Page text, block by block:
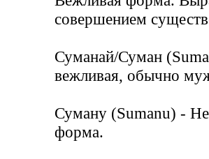
совершением
Суманай/Суман
вежливая, обычно
Суману (Sumanu) -
форма.